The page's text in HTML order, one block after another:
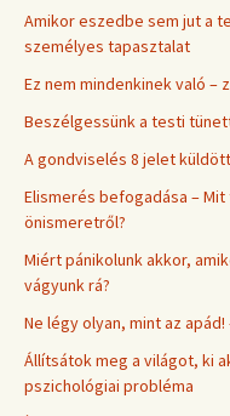
Amikor eszedbe sem jut a
személyes tapasztalat
Ez nem mindenkinek való –
Beszélgessünk a testi
A gondviselés 8 jelet
Elismerés befogadása –
önismeretről?
Miért pánikolunk akkor,
vágyunk rá?
Ne légy olyan, mint az
Állítsátok meg a világot, ki
pszichológiai probléma